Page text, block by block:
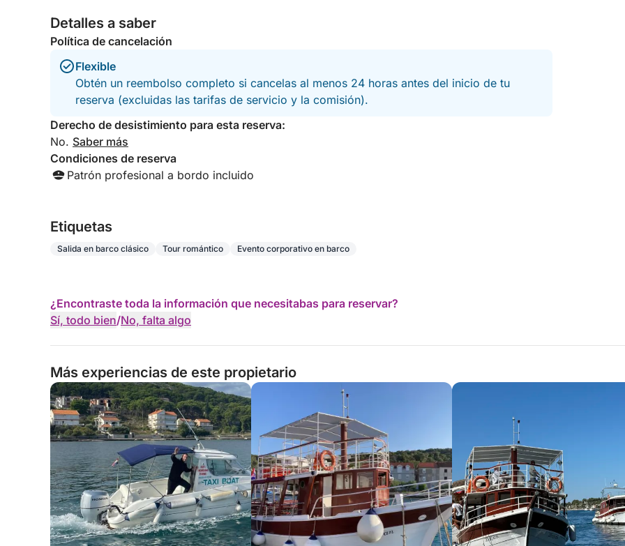
Detalles a saber
Política de cancelación
Flexible
Obtén un reembolso completo si cancelas al menos 24 horas antes del inicio de tu
reserva (excluidas las tarifas de servicio y la comisión).
Derecho de desistimiento para esta reserva:
No. Saber más
Condiciones de reserva
Patrón profesional a bordo incluido
Etiquetas
Salida en barco clásico Tour romántico Evento corporativo en barco
¿Encontraste toda la información que necesitabas para reservar?
Sí, todo bien/No, falta algo
Más experiencias de este propietario